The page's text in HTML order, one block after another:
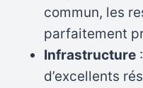
commun, les
parfaitement
Infrastructure
d’excellents